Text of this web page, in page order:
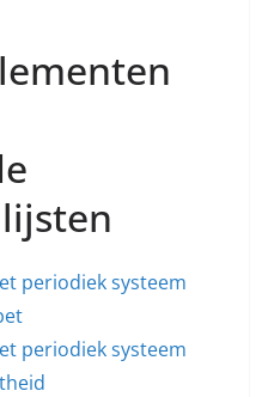
periodiek systeem
periodiek systeem